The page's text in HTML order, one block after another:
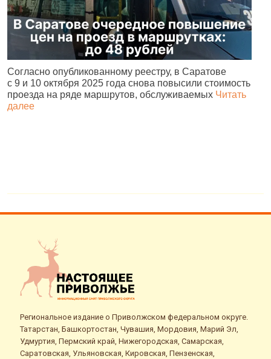
Согласно опубликованному реестру, в Саратове
с 9 и 10 октября 2025 года снова повысили стоимость
проезда на ряде маршрутов, обслуживаемых Читать
далее
Региональное издание о Приволжском федеральном округе.
Татарстан, Башкортостан, Чувашия, Мордовия, Марий Эл,
Удмуртия, Пермский край, Нижегородская, Самарская,
Саратовская, Ульяновская, Кировская, Пензенская,